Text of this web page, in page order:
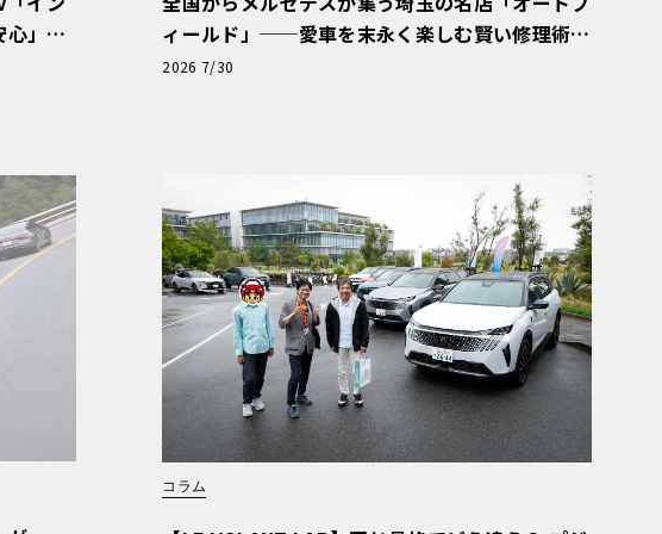
」
ィールド」──愛車を末永く楽しむ賢い修理術
と、プロがフックス製オイルを選ぶ理由〈PR〉
2026 7/30
コラム